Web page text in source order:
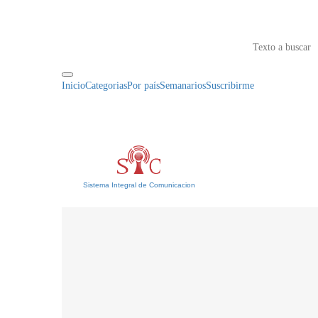
InicioCategoriasPor paísSemanariosSuscribirme
Sistema Integral de Comunicacion